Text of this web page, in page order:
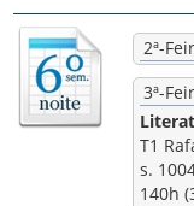
2ª-
3ª-
T1
s.
140h